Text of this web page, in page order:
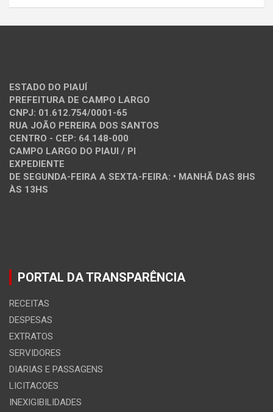
ESTADO DO PIAUÍ
PREFEITURA DE CAMPO LARGO
CNPJ: 01.612.754/0001-65
RUA JOÃO PEREIRA DOS SANTOS
CENTRO - CEP: 64.148-000
CAMPO LARGO DO PIAUI / PI
EXPEDIENTE
DE SEGUNDA-FEIRA A SEXTA-FEIRA: • MANHÃ DAS 8HS
ÀS 13HS
PORTAL DA TRANSPARÊNCIA
RECEITAS
DESPESAS
EXTRATOS
SERVIDORES
DIARIAS E PASSAGENS
LICITACOES
INEXIGIBILIDADES